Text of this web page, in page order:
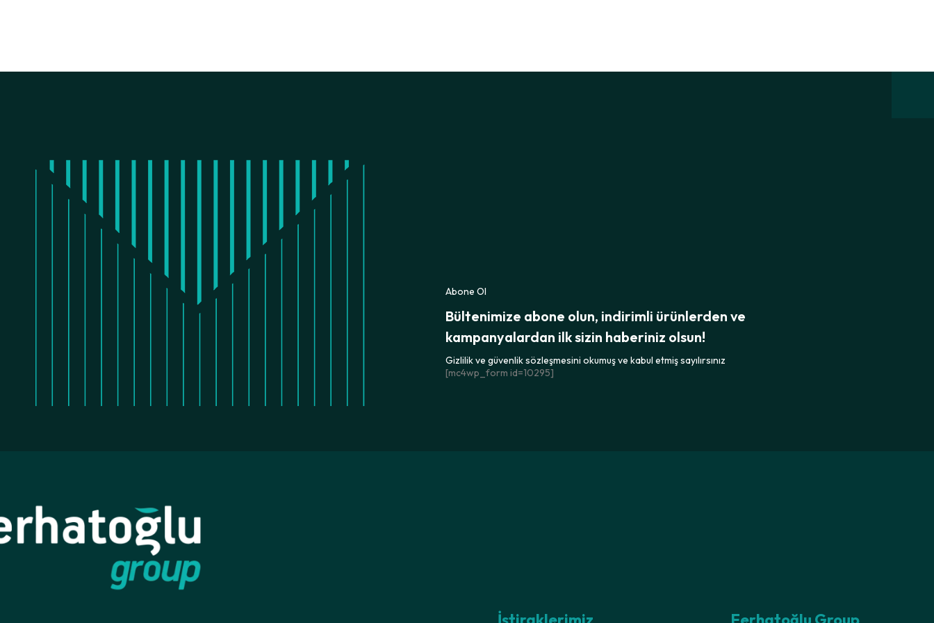
Abone Ol
Bültenimize abone olun, indirimli ürünlerden ve
kampanyalardan ilk sizin haberiniz olsun!
[mc4wp_form id=10295]
Gizlilik ve güvenlik sözleşmesini okumuş ve kabul etmiş sayılırsınız